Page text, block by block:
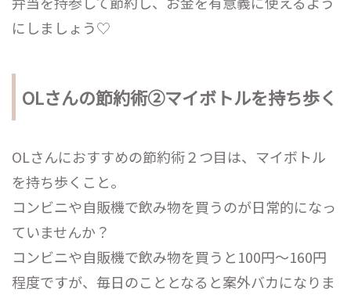
にしましょう♡
OLさんの節約術②マイボトルを持ち歩く
OLさんにおすすめの節約術２つ目は、マイボトル
を持ち歩くこと。
コンビニや自販機で飲み物を買うのが日常的になっ
ていませんか？
コンビニや自販機で飲み物を買うと100円〜160円
程度ですが、毎日のこととなると案外バカになりま